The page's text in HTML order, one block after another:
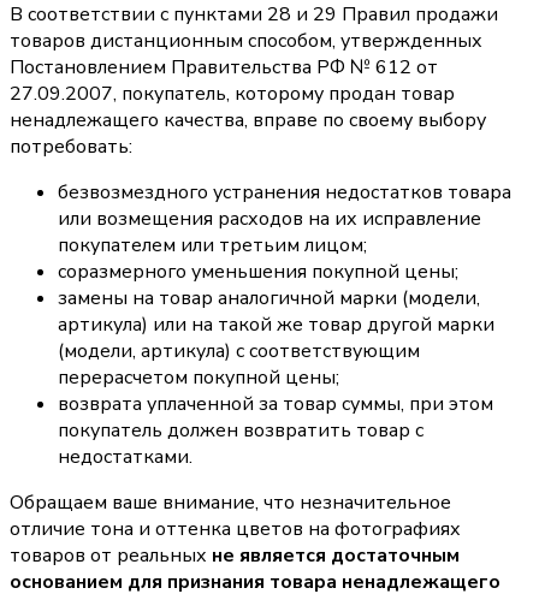
В соответствии с пунктами 28 и 29 Правил продажи
товаров дистанционным способом, утвержденных
Постановлением Правительства РФ № 612 от
27.09.2007, покупатель, которому продан товар
ненадлежащего качества, вправе по своему выбору
потребовать:
безвозмездного устранения недостатков товара
или возмещения расходов на их исправление
покупателем или третьим лицом;
соразмерного уменьшения покупной цены;
замены на товар аналогичной марки (модели,
артикула) или на такой же товар другой марки
(модели, артикула) с соответствующим
перерасчетом покупной цены;
возврата уплаченной за товар суммы, при этом
покупатель должен возвратить товар с
недостатками.
Обращаем ваше внимание, что незначительное
отличие тона и оттенка цветов на фотографиях
товаров от реальных не является достаточным
основанием для признания товара ненадлежащего